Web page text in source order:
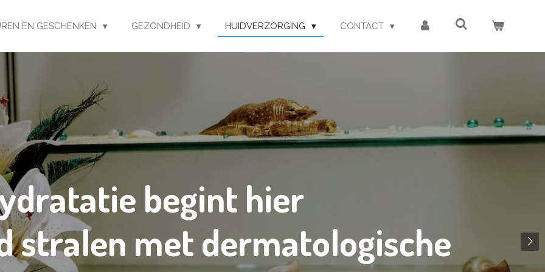
EN GESCHENKEN GEZONDHEID HUIDVERZORGING CONTACT
begint hier
stralen met dermatologische